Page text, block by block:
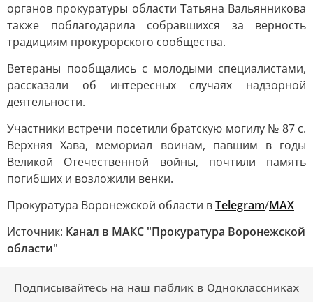
органов прокуратуры области Татьяна Вальянникова
также поблагодарила собравшихся за верность
традициям прокурорского сообщества.
Ветераны пообщались с молодыми специалистами,
рассказали об интересных случаях надзорной
деятельности.
Участники встречи посетили братскую могилу № 87 с.
Верхняя Хава, мемориал воинам, павшим в годы
Великой Отечественной войны, почтили память
погибших и возложили венки.
Прокуратура Воронежской области вTelegram/MAX
Источник: Канал в МАКС "Прокуратура Воронежской
области"
Подписывайтесь на наш паблик в Одноклассниках